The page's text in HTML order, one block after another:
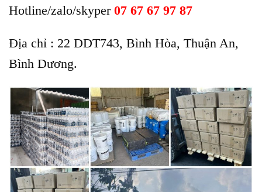
Hotline/zalo/skyper 07 67 67 97 87
Địa chỉ : 22 DDT743, Bình Hòa, Thuận An,
Bình Dương.